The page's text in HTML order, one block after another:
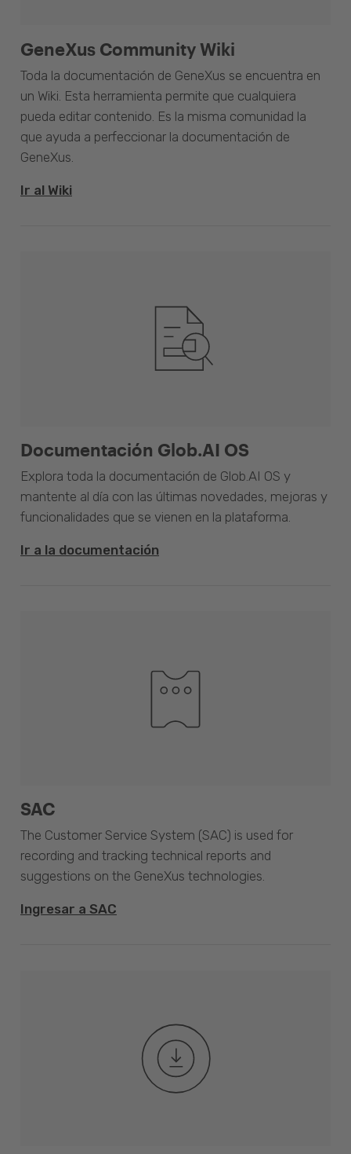
GeneXus Community Wiki
Toda la documentación de GeneXus se encuentra en
un Wiki. Esta herramienta permite que cualquiera
pueda editar contenido. Es la misma comunidad la
que ayuda a perfeccionar la documentación de
GeneXus.
Ir al Wiki
Documentación Glob.AI OS
Explora toda la documentación de Glob.AI OS y
mantente al día con las últimas novedades, mejoras y
funcionalidades que se vienen en la plataforma.
Ir a la documentación
SAC
The Customer Service System (SAC) is used for
recording and tracking technical reports and
suggestions on the GeneXus technologies.
Ingresar a SAC